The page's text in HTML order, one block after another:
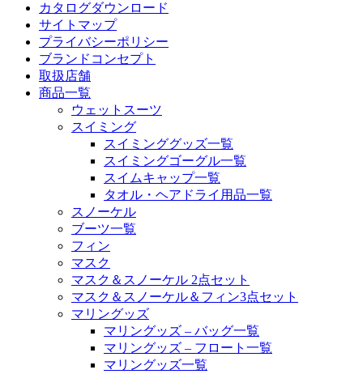
カタログダウンロード
サイトマップ
プライバシーポリシー
ブランドコンセプト
取扱店舗
商品一覧
ウェットスーツ
スイミング
スイミンググッズ一覧
スイミングゴーグル一覧
スイムキャップ一覧
タオル・ヘアドライ用品一覧
スノーケル
ブーツ一覧
フィン
マスク
マスク＆スノーケル 2点セット
マスク＆スノーケル＆フィン3点セット
マリングッズ
マリングッズ – バッグ一覧
マリングッズ – フロート一覧
マリングッズ一覧